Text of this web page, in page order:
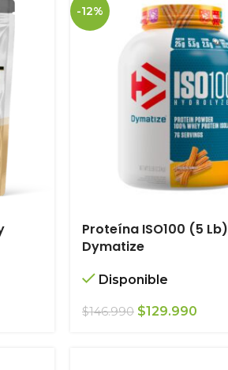
-12%
Proteína ISO100 (5 Lb)
Dymatize
Disponible
$146.990 El
$129.990